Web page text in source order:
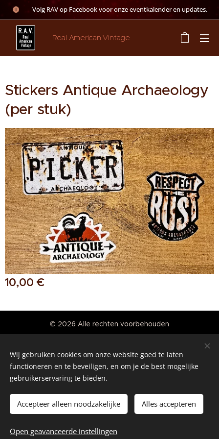
👉 Volg RAV op Facebook voor onze eventkalender en updates.
Real American Vintage
Stickers Antique Archaeology
(per stuk)
10,00 €
Toevoegen aan de winkelwagen
© 2026 Alle rechten voorbehouden
Cookies
Talen
Nederlands
English
Wij gebruiken cookies om onze website goed te laten
functioneren en te beveiligen, en om je de best mogelijke
gebruikerservaring te bieden.
Accepteer alleen noodzakelijke Alles accepteren
Open geavanceerde instellingen